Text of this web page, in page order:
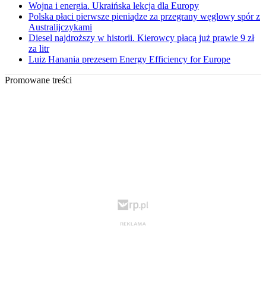
Wojna i energia. Ukraińska lekcja dla Europy
Polska płaci pierwsze pieniądze za przegrany węglowy spór z
Australijczykami
Diesel najdroższy w historii. Kierowcy płacą już prawie 9 zł
za litr
Luiz Hanania prezesem Energy Efficiency for Europe
Promowane treści